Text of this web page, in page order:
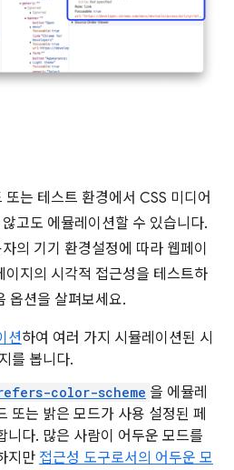
또는 테스트 환경에서 CSS 미디어
고도 에뮬레이션할 수 있습니다.
의 기기 환경설정에 따라 웹페이
이지의 시각적 접근성을 테스트하
옵션을 살펴보세요.
션하여 여러 가지 시뮬레이션된 시
를 봅니다.
color-scheme 을 에뮬레
또는 밝은 모드가 사용 설정된 페
니다. 많은 사람이 어두운 모드를
지만 접근성 도구로서의 어두운 모